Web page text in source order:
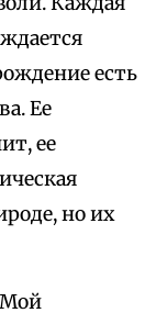
есть
Ее
ее
но их